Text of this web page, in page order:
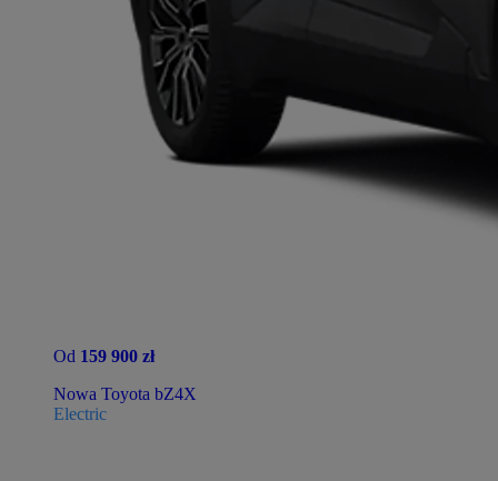
Od 159 900 zł
Nowa Toyota bZ4X
Electric